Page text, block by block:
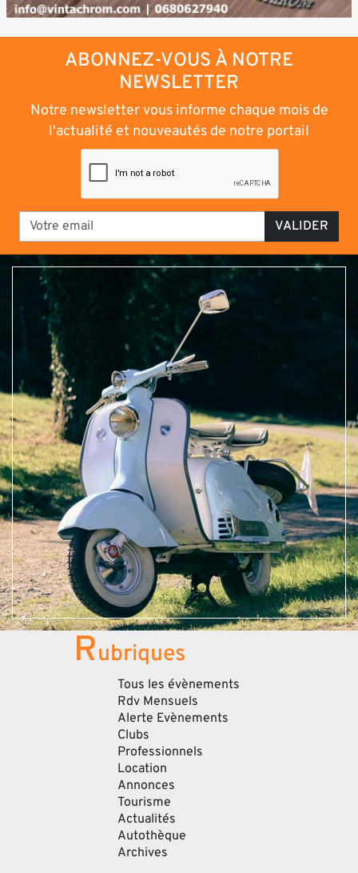
ABONNEZ-VOUS À NOTRE
NEWSLETTER
Notre newsletter vous informe chaque mois de
l'actualité et nouveautés de notre portail
VALIDER
Rubriques
Tous les évènements
Rdv Mensuels
Alerte Evènements
Clubs
Professionnels
Location
Annonces
Tourisme
Actualités
Autothèque
Archives